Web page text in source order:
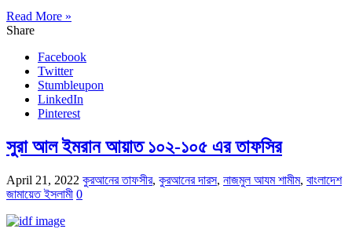
Read More »
Share
Facebook
Twitter
Stumbleupon
LinkedIn
Pinterest
সুরা আল ইমরান আয়াত ১০২-১০৫ এর তাফসির
April 21, 2022 কুরআনের তাফসীর, কুরআনের দারস, নাজমুল আযম শামীম, বাংলাদেশ
জামায়েত ইসলামী 0